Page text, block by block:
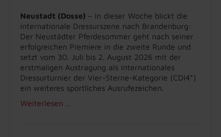
Neustadt (Dosse) – In dieser Woche blickt die
internationale Dressurszene nach Brandenburg:
Der Neustädter Pferdesommer geht nach seiner
erfolgreichen Premiere in die zweite Runde und
setzt vom 30. Juli bis 2. August 2026 mit der
erstmaligen Austragung als internationales
Dressurturnier der Vier-Sterne-Kategorie (CDI4*)
ein weiteres sportliches Ausrufezeichen.
Weiterlesen …